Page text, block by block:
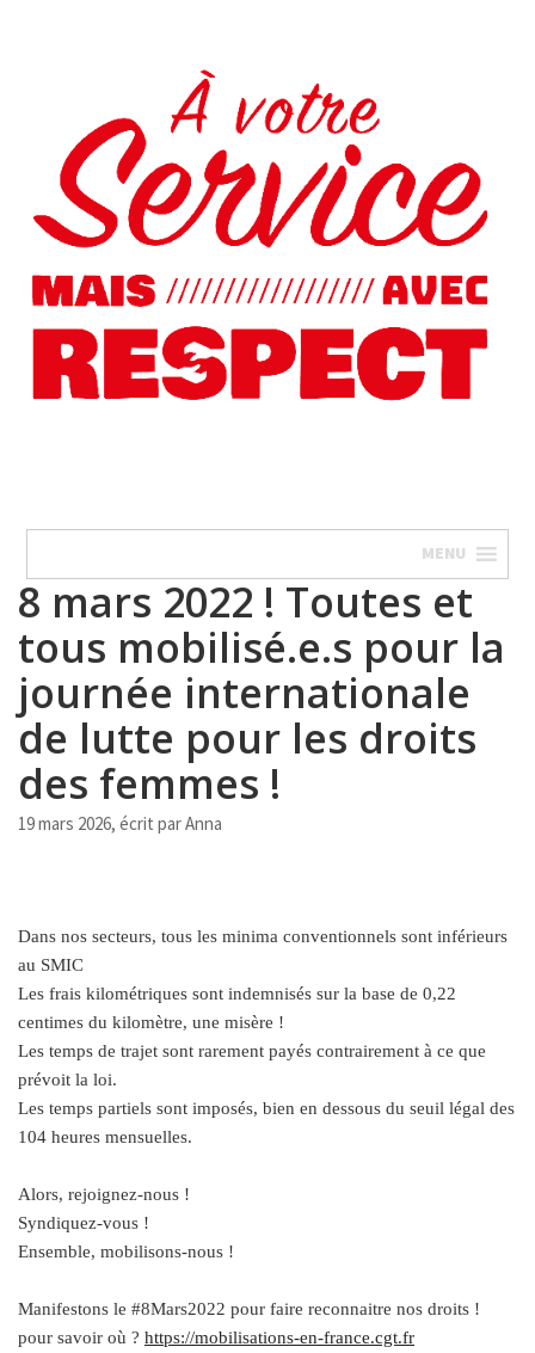
MENU
8 mars 2022 ! Toutes et
tous mobilisé.e.s pour la
journée internationale
de lutte pour les droits
des femmes !
19 mars 2026, écrit parAnna
Dans nos secteurs, tous les minima conventionnels sont inférieurs
au SMIC
Les frais kilométriques sont indemnisés sur la base de 0,22
centimes du kilomètre, une misère !
Les temps de trajet sont rarement payés contrairement à ce que
prévoit la loi.
Les temps partiels sont imposés, bien en dessous du seuil légal des
104 heures mensuelles.
Alors, rejoignez-nous !
Syndiquez-vous !
Ensemble, mobilisons-nous !
Manifestons le #8Mars2022 pour faire reconnaitre nos droits !
pour savoir où ? https://mobilisations-en-france.cgt.fr